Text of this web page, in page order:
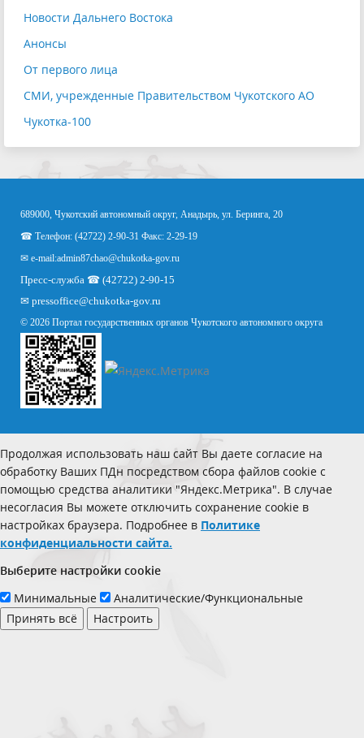
Новости Дальнего Востока
Анонсы
От первого лица
СМИ, учрежденные Правительством Чукотского АО
Чукотка-100
689000, Чукотский автономный округ, Анадырь, ул. Беринга, 20
☎ Телефон: (42722) 2-90-31 Факс: 2-29-19
✉ e-mail:admin87chao@chukotka-gov.ru
Пресс-служба ☎ (42722) 2-90-15
✉ pressoffice@chukotka-gov.ru
© 2026 Портал государственных органов Чукотского автономного округа
Продолжая использовать наш сайт Вы даете согласие на
обработку Ваших ПДн посредством сбора файлов cookie с
помощью средства аналитики "Яндекс.Метрика". В случае
несогласия Вы можете отключить сохранение cookie в
настройках браузера. Подробнее в Политике
конфиденциальности сайта.
Выберите настройки cookie
Минимальные
Аналитические/Функциональные
Принять всё
Настроить